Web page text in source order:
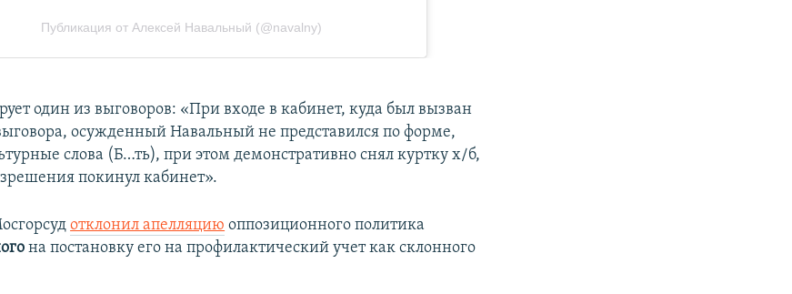
один из выговоров: «При входе в кабинет, куда был вызван
осужденный Навальный не представился по форме,
слова (Б…ть), при этом демонстративно снял куртку х/б,
покинул кабинет».
отклонил апелляцию оппозиционного политика
на постановку его на профилактический учет как склонного